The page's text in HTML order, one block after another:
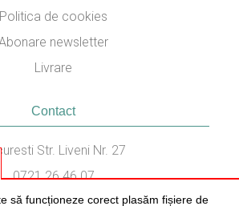
Politica de cookies
newsletter
Livrare
Contact
Str. Liveni Nr. 27
0721.26.46.07
031.436.87.38
să funcționeze corect plasăm fișiere de